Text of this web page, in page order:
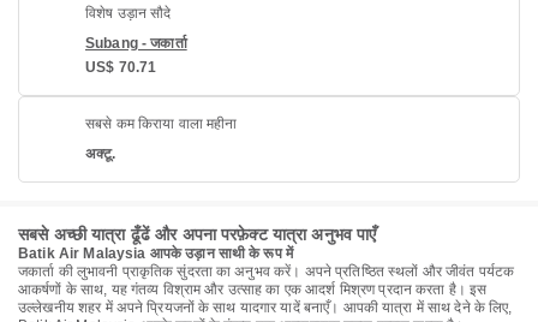
विशेष उड़ान सौदे
Subang - जकार्ता
US$ 70.71
सबसे कम किराया वाला महीना
अक्टू.
सबसे अच्छी यात्रा ढूँढें और अपना परफ़ेक्ट यात्रा अनुभव पाएँ
Batik Air Malaysia आपके उड़ान साथी के रूप में
जकार्ता की लुभावनी प्राकृतिक सुंदरता का अनुभव करें। अपने प्रतिष्ठित स्थलों और जीवंत पर्यटक
आकर्षणों के साथ, यह गंतव्य विश्राम और उत्साह का एक आदर्श मिश्रण प्रदान करता है। इस
उल्लेखनीय शहर में अपने प्रियजनों के साथ यादगार यादें बनाएँ। आपकी यात्रा में साथ देने के लिए,